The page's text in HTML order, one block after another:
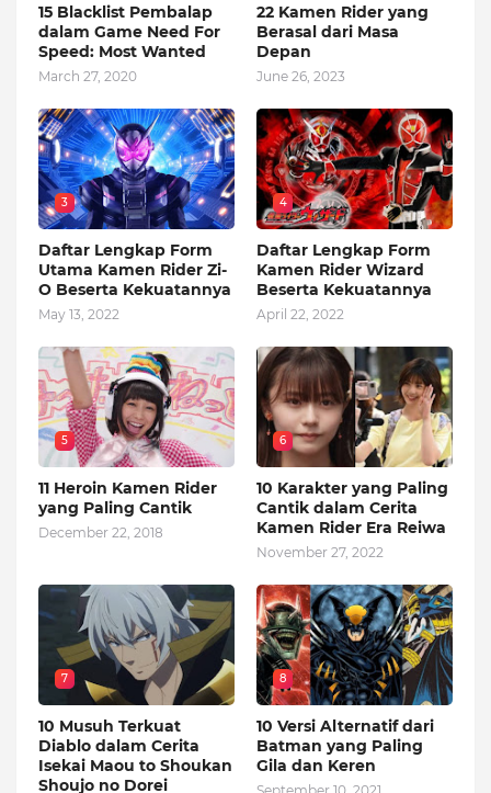
15 Blacklist Pembalap
dalam Game Need For
Speed: Most Wanted
March 27, 2020
22 Kamen Rider yang
Berasal dari Masa
Depan
June 26, 2023
3
Daftar Lengkap Form
Utama Kamen Rider Zi-
O Beserta Kekuatannya
May 13, 2022
4
Daftar Lengkap Form
Kamen Rider Wizard
Beserta Kekuatannya
April 22, 2022
5
11 Heroin Kamen Rider
yang Paling Cantik
December 22, 2018
6
10 Karakter yang Paling
Cantik dalam Cerita
Kamen Rider Era Reiwa
November 27, 2022
7
10 Musuh Terkuat
Diablo dalam Cerita
Isekai Maou to Shoukan
Shoujo no Dorei
8
10 Versi Alternatif dari
Batman yang Paling
Gila dan Keren